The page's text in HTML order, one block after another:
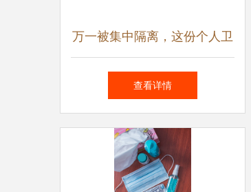
万一被集中隔离，这份个人卫
生用品清单请务必带上！
查看详情